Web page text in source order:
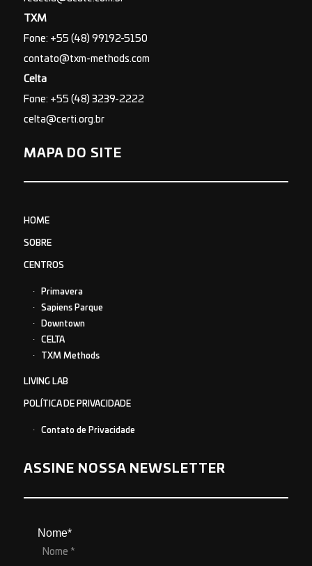
TXM
Fone: +55 (48) 99192-5150
contato@txm-methods.com
Celta
Fone: +55 (48) 3239-2222
celta@certi.org.br
MAPA DO SITE
HOME
SOBRE
CENTROS
Primavera
Sapiens Parque
Downtown
CELTA
TXM Methods
LIVING LAB
POLÍTICA DE PRIVACIDADE
Contato de Privacidade
ASSINE NOSSA NEWSLETTER
Nome*